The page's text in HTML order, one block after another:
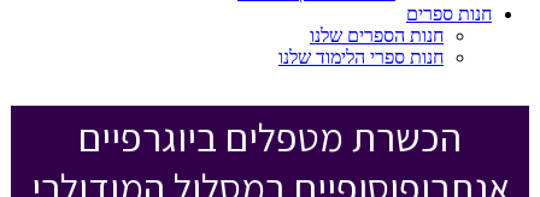
חנות ספרים
חנות הספרים שלנו
חנות ספרי הלימוד שלנו